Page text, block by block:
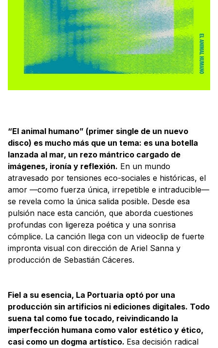
“El animal humano” (primer single de un nuevo
disco) es mucho más que un tema: es una botella
lanzada al mar, un rezo mántrico cargado de
imágenes, ironía y reflexión. En un mundo
atravesado por tensiones eco-sociales e históricas, el
amor —como fuerza única, irrepetible e intraducible—
se revela como la única salida posible. Desde esa
pulsión nace esta canción, que aborda cuestiones
profundas con ligereza poética y una sonrisa
cómplice. La canción llega con un videoclip de fuerte
impronta visual con dirección de Ariel Sanna y
producción de Sebastián Cáceres.
Fiel a su esencia, La Portuaria optó por una
producción sin artificios ni ediciones digitales. Todo
suena tal como fue tocado, reivindicando la
imperfección humana como valor estético y ético,
casi como un dogma artístico. Esa decisión radical